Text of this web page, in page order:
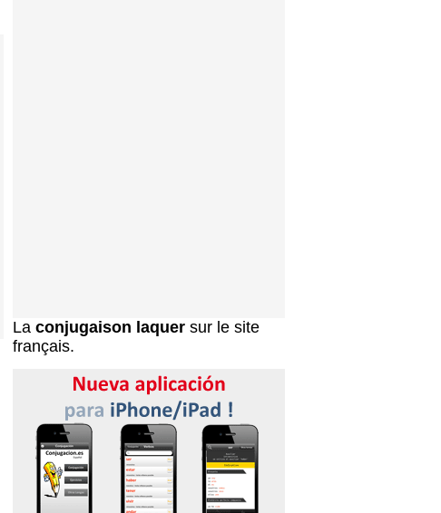
La conjugaison laquer sur le site
français.